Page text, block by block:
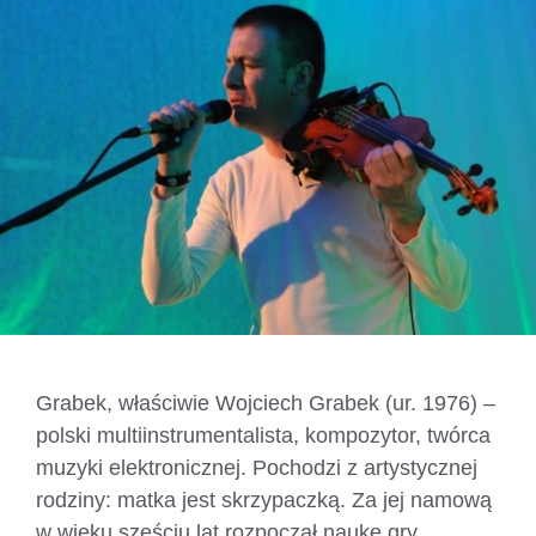
Grabek, właściwie Wojciech Grabek (ur. 1976) –
polski multiinstrumentalista, kompozytor, twórca
muzyki elektronicznej. Pochodzi z artystycznej
rodziny: matka jest skrzypaczką. Za jej namową